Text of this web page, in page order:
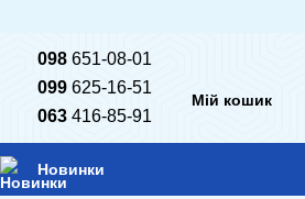
098 651-08-01
099 625-16-51
063 416-85-91
Мій кошик
Новинки